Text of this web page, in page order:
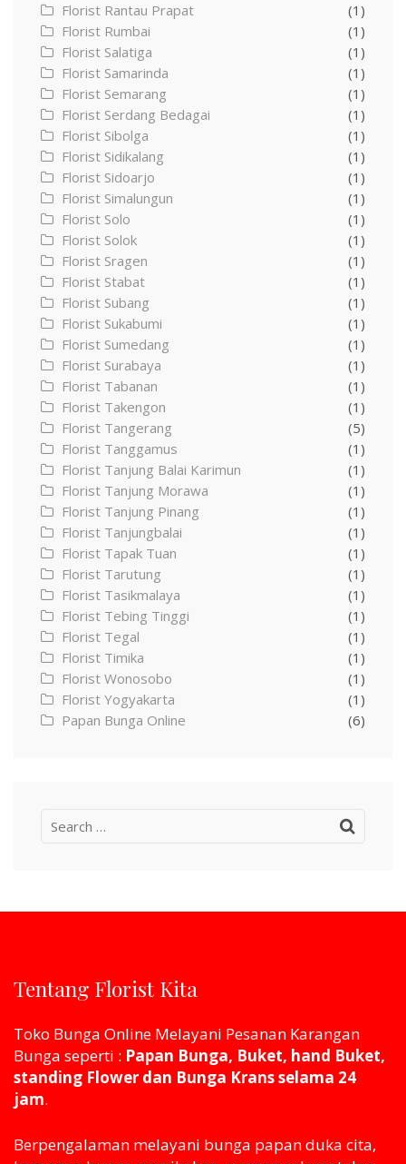
Florist Rantau Prapat
(1)
Florist Rumbai
(1)
Florist Salatiga
(1)
Florist Samarinda
(1)
Florist Semarang
(1)
Florist Serdang Bedagai
(1)
Florist Sibolga
(1)
Florist Sidikalang
(1)
Florist Sidoarjo
(1)
Florist Simalungun
(1)
Florist Solo
(1)
Florist Solok
(1)
Florist Sragen
(1)
Florist Stabat
(1)
Florist Subang
(1)
Florist Sukabumi
(1)
Florist Sumedang
(1)
Florist Surabaya
(1)
Florist Tabanan
(1)
Florist Takengon
(1)
Florist Tangerang
(5)
Florist Tanggamus
(1)
Florist Tanjung Balai Karimun
(1)
Florist Tanjung Morawa
(1)
Florist Tanjung Pinang
(1)
Florist Tanjungbalai
(1)
Florist Tapak Tuan
(1)
Florist Tarutung
(1)
Florist Tasikmalaya
(1)
Florist Tebing Tinggi
(1)
Florist Tegal
(1)
Florist Timika
(1)
Florist Wonosobo
(1)
Florist Yogyakarta
(1)
Papan Bunga Online
(6)
Search
Tentang Florist Kita
Toko Bunga Online Melayani Pesanan Karangan
Bunga seperti : Papan Bunga, Buket, hand Buket,
standing Flower dan Bunga Krans selama 24
jam.
Berpengalaman melayani bunga papan duka cita,